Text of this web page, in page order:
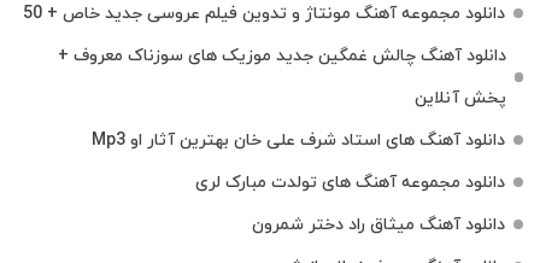
دانلود مجموعه آهنگ مونتاژ و تدوین فیلم عروسی جدید خاص + 50
دانلود آهنگ چالش غمگین جدید موزیک های سوزناک معروف +
پخش آنلاین
دانلود آهنگ های استاد شرف علی خان بهترین آثار او Mp3
دانلود مجموعه آهنگ های تولدت مبارک لری
دانلود آهنگ میثاق راد دختر شمرون